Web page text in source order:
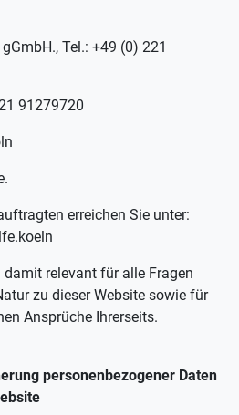
Tel.: +49 (0) 221
91279720
erreichen Sie unter:
relevant für alle Fragen
zu dieser Website sowie für
Ansprüche Ihrerseits.
personenbezogener Daten